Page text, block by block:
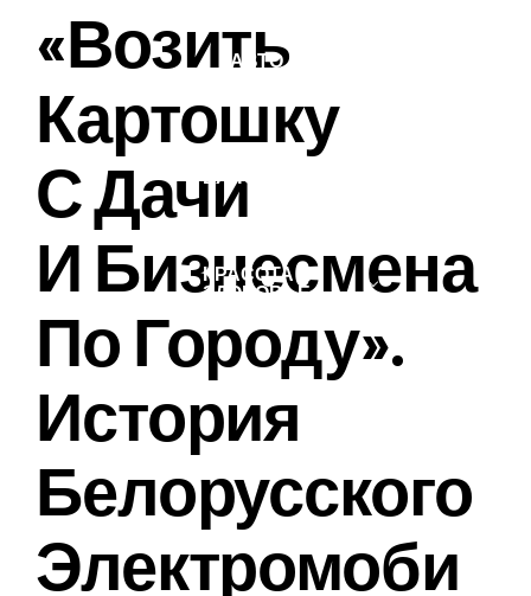
АВТО
ТЕХНОЛОГИИ
КРАСОТА И
ЗДОРОВЬЕ
«Возить
Картошку
С Дачи
И Бизнесмена
По Городу».
История
Белорусского
Электромоби